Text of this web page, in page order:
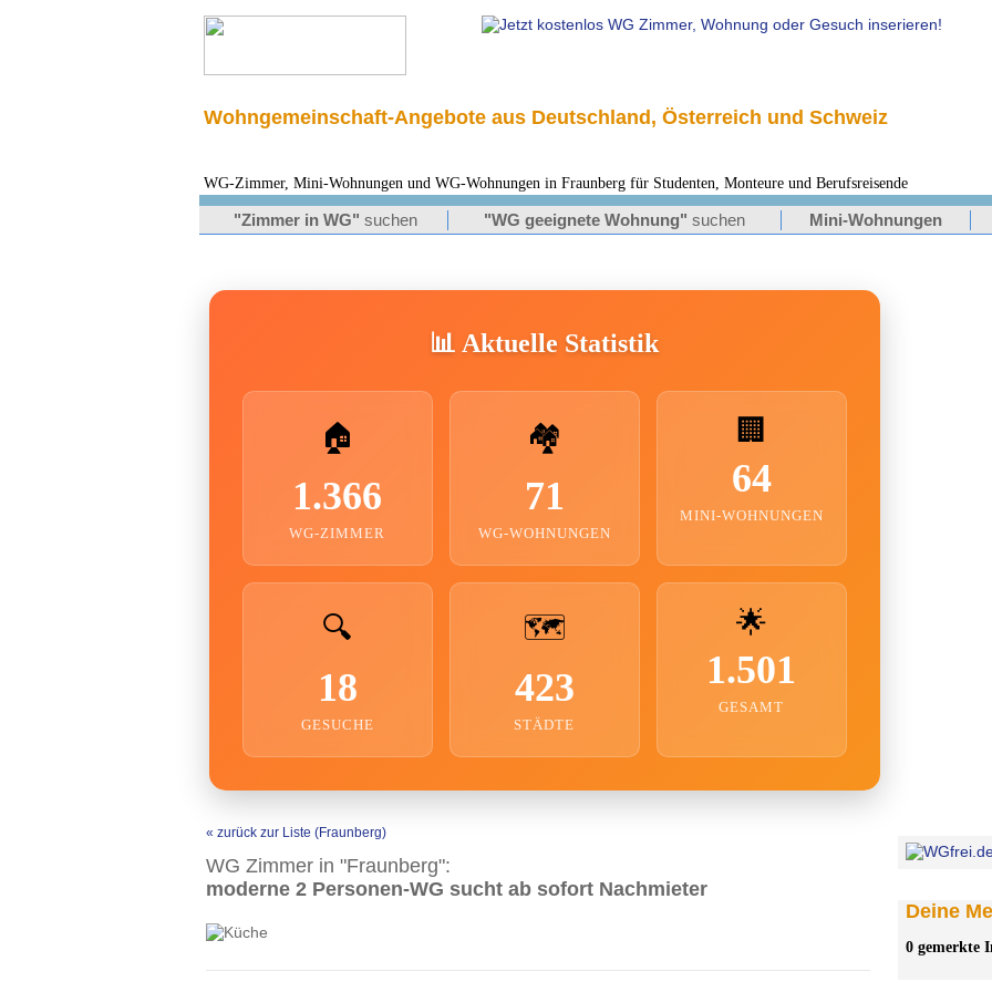
Wohngemeinschaft-Angebote aus Deutschland, Österreich und Schweiz
WG-Zimmer, Mini-Wohnungen und WG-Wohnungen in Fraunberg für Studenten, Monteure und Berufsreisende
"Zimmer in WG" suchen "WG geeignete Wohnung" suchen Mini-Wohnungen
📊 Aktuelle Statistik
🏠
1.366
WG-ZIMMER
🏘️
71
WG-WOHNUNGEN
🏢
64
MINI-WOHNUNGEN
🔍
18
GESUCHE
🗺️
423
STÄDTE
🌟
1.501
GESAMT
« zurück zur Liste (Fraunberg)
WG Zimmer in "Fraunberg":
moderne 2 Personen-WG sucht ab sofort Nachmieter
Deine
0 gemerkte